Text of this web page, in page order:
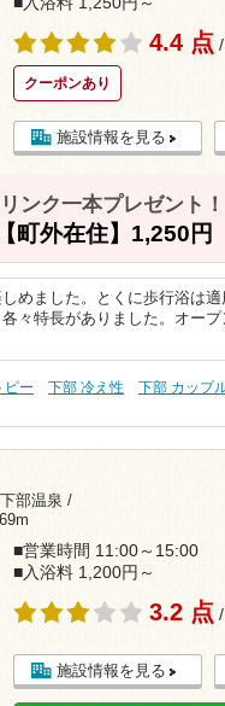
4.4 点
クーポンあり
施設情報を見る
ンク一本プレゼント！
町外在住】1,250
めました。とくに歩行浴は
々特長がありました。オー
ピー 下部 冷え性 下部 カップ
部温泉 /
■営業時間 11:00～15:00
■入浴料 1,200円～
3.2 点
施設情報を見る